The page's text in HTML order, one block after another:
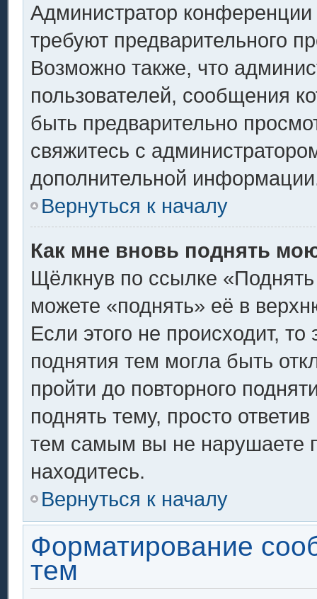
Администратор
требуют предварительного
Возможно также, что
пользователей, сообщения
быть предварительно
свяжитесь с
дополнительной
Вернуться к началу
Как мне вновь поднять
Щёлкнув по ссылке
можете «поднять» её в
Если этого не происходит, то
поднятия тем могла быть
пройти до повторного
поднять тему, просто
тем самым вы не нарушаете
находитесь.
Вернуться к началу
Форматирование
тем